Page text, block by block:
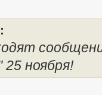
25 ноября!